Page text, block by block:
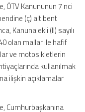
ÖTV Kanununun 7 nci
(ç) alt bent
Kanuna ekli (II) sayılı
olan mallar ile hafif
ve motosikletlerin
kullanılmak
ilişkin açıklamalar
Cumhurbaşkanına